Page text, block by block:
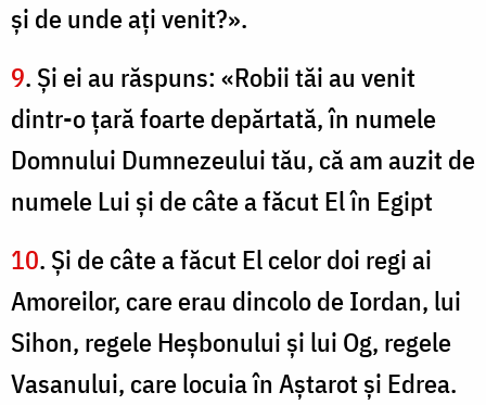
şi de unde aţi venit?».
9. Şi ei au răspuns: «Robii tăi au venit
dintr-o ţară foarte depărtată, în numele
Domnului Dumnezeului tău, că am auzit de
numele Lui şi de câte a făcut El în Egipt
10. Şi de câte a făcut El celor doi regi ai
Amoreilor, care erau dincolo de Iordan, lui
Sihon, regele Heşbonului şi lui Og, regele
Vasanului, care locuia în Aştarot şi Edrea.